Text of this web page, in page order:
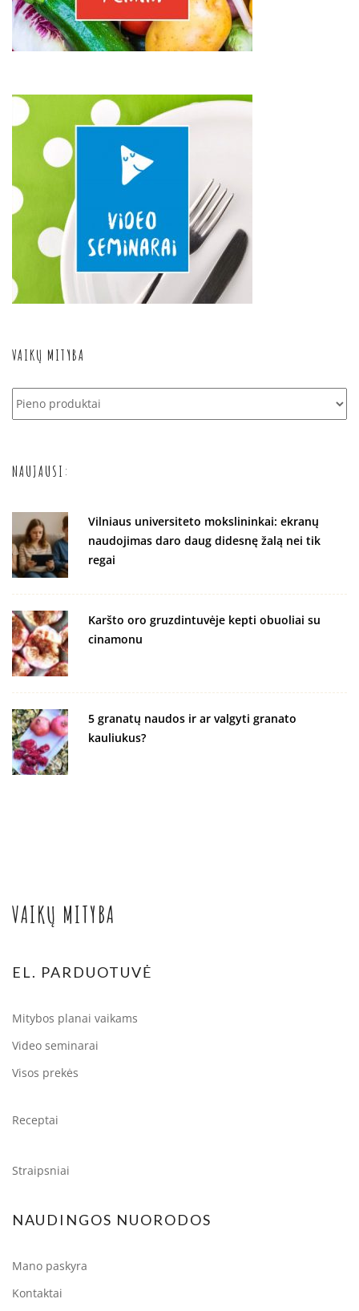
VAIKŲ MITYBA
mityba
NAUJAUSI:
Vilniaus universiteto mokslininkai: ekranų
naudojimas daro daug didesnę žalą nei tik
regai
Karšto oro gruzdintuvėje kepti obuoliai su
cinamonu
5 granatų naudos ir ar valgyti granato
kauliukus?
VAIKŲ MITYBA
EL. PARDUOTUVĖ
Mitybos planai vaikams
Video seminarai
Visos prekės
Receptai
Straipsniai
NAUDINGOS NUORODOS
Mano paskyra
Kontaktai